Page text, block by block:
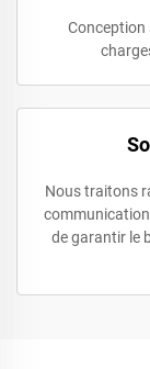
Conception
Nous traitons
de garantir le